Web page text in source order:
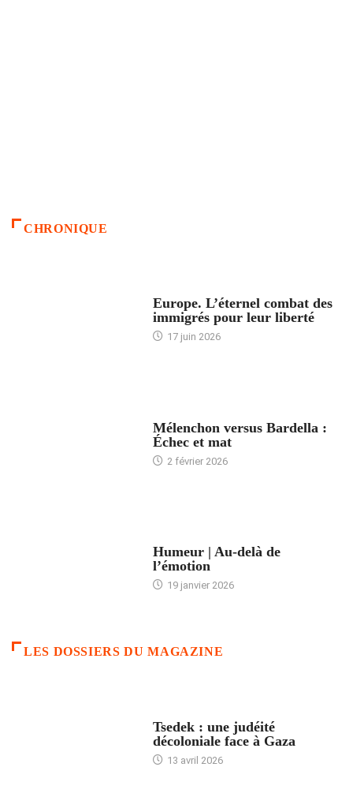
CHRONIQUE
Europe. L’éternel combat des
immigrés pour leur liberté
17 juin 2026
Mélenchon versus Bardella :
Échec et mat
2 février 2026
Humeur | Au-delà de
l’émotion
19 janvier 2026
LES DOSSIERS DU MAGAZINE
Tsedek : une judéité
décoloniale face à Gaza
13 avril 2026